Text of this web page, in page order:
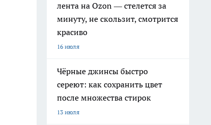
лента на Ozon — стелется за
минуту, не скользит, смотрится
красиво
16 июля
Чёрные джинсы быстро
сереют: как сохранить цвет
после множества стирок
13 июля